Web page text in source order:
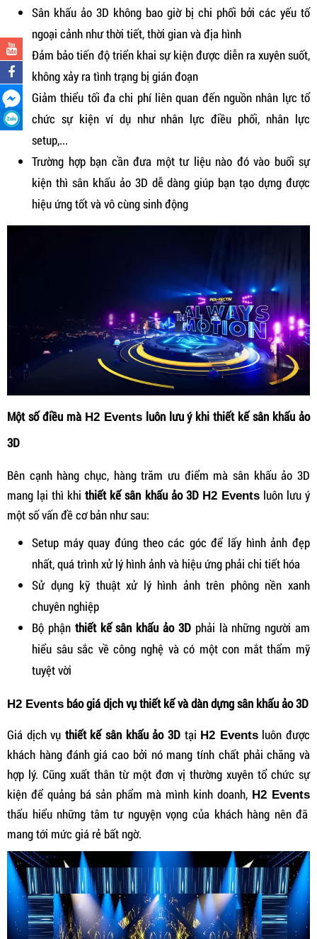
Sân khấu ảo 3D không bao giờ bị chi phối bởi các yếu tố
ngoại cảnh như thời tiết, thời gian và địa hình
Đảm bảo tiến độ triển khai sự kiện được diễn ra xuyên suốt,
không xảy ra tình trạng bị gián đoạn
Giảm thiểu tối đa chi phí liên quan đến nguồn nhân lực tổ
chức sự kiện ví dụ như nhân lực điều phối, nhân lực
setup,...
Trường hợp bạn cần đưa một tư liệu nào đó vào buổi sự
kiện thì sân khấu ảo 3D dễ dàng giúp bạn tạo dựng được
hiệu ứng tốt và vô cùng sinh động
Một số điều mà H2 Eventsluôn lưu ý khi thiết kế sân khấu ảo
3D
Bên cạnh hàng chục, hàng trăm ưu điểm mà sân khấu ảo 3D
mang lại thì khithiết kế sân khấu ảo 3D H2 Eventsluôn lưu ý
một số vấn đề cơ bản như sau:
Setup máy quay đúng theo các góc để lấy hình ảnh đẹp
nhất, quá trình xử lý hình ảnh và hiệu ứng phải chi tiết hóa
Sử dụng kỹ thuật xử lý hình ảnh trên phông nền xanh
chuyên nghiệp
Bộ phận thiết kế sân khấu ảo 3D phải là những người am
hiểu sâu sắc về công nghệ và có một con mắt thẩm mỹ
tuyệt vời
H2 Events báo giá dịch vụ thiết kế và dàn dựng sân khấu ảo 3D
Giá dịch vụ thiết kế sân khấu ảo 3D tại H2 Eventsluôn được
khách hàng đánh giá cao bởi nó mang tính chất phải chăng và
hợp lý. Cũng xuất thân từ một đơn vị thường xuyên tổ chức sự
kiện để quảng bá sản phẩm mà mình kinh doanh, H2 Events
thấu hiểu những tâm tư nguyện vọng của khách hàng nên đã
mang tới mức giá rẻ bất ngờ.